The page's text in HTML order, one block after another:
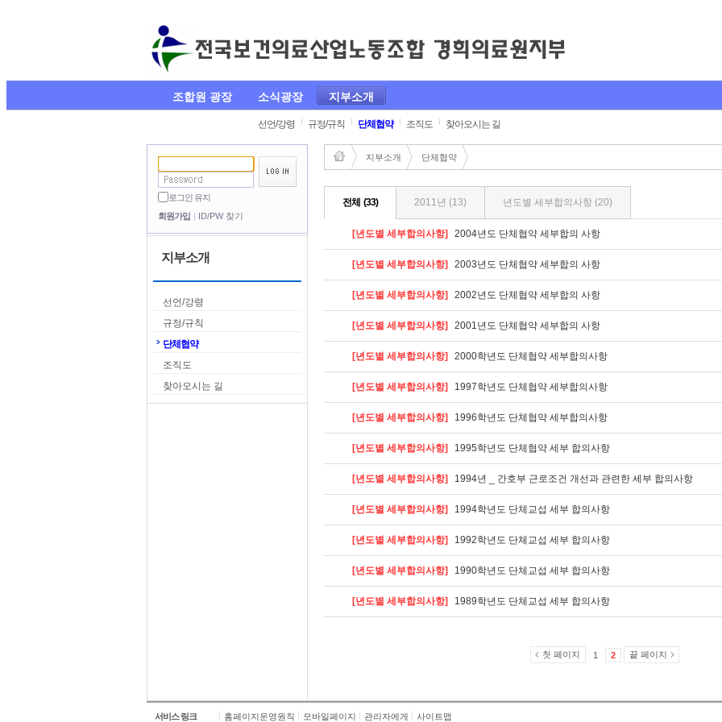
조합원 광장 소식광장 지부소개
선언/강령 규정/규칙 단체협약 조직도 찾아오시는 길
로그인 유지
회원가입
ID/PW 찾기
지부소개
선언/강령
규정/규칙
단체협약
조직도
찾아오시는 길
지부소개 단체협약
전체 (33) 2011년 (13) 년도별 세부합의사항 (20)
[년도별 세부합의사항] 2004년도 단체협약 세부합의 사항
[년도별 세부합의사항] 2003년도 단체협약 세부합의 사항
[년도별 세부합의사항] 2002년도 단체협약 세부합의 사항
[년도별 세부합의사항] 2001년도 단체협약 세부합의 사항
[년도별 세부합의사항] 2000학년도 단체협약 세부합의사항
[년도별 세부합의사항] 1997학년도 단체협약 세부합의사항
[년도별 세부합의사항] 1996학년도 단체협약 세부합의사항
[년도별 세부합의사항] 1995학년도 단체협약 세부 합의사항
[년도별 세부합의사항] 1994년 _ 간호부 근로조건 개선과 관련한 세부 합의사항
[년도별 세부합의사항] 1994학년도 단체교섭 세부 합의사항
[년도별 세부합의사항] 1992학년도 단체교섭 세부 합의사항
[년도별 세부합의사항] 1990학년도 단체교섭 세부 합의사항
[년도별 세부합의사항] 1989학년도 단체교섭 세부 합의사항
첫 페이지 1 2 끝 페이지
서비스 링크 홈페이지운영원칙 모바일페이지 관리자에게 사이트맵